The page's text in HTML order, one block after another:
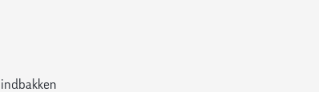
indbakken